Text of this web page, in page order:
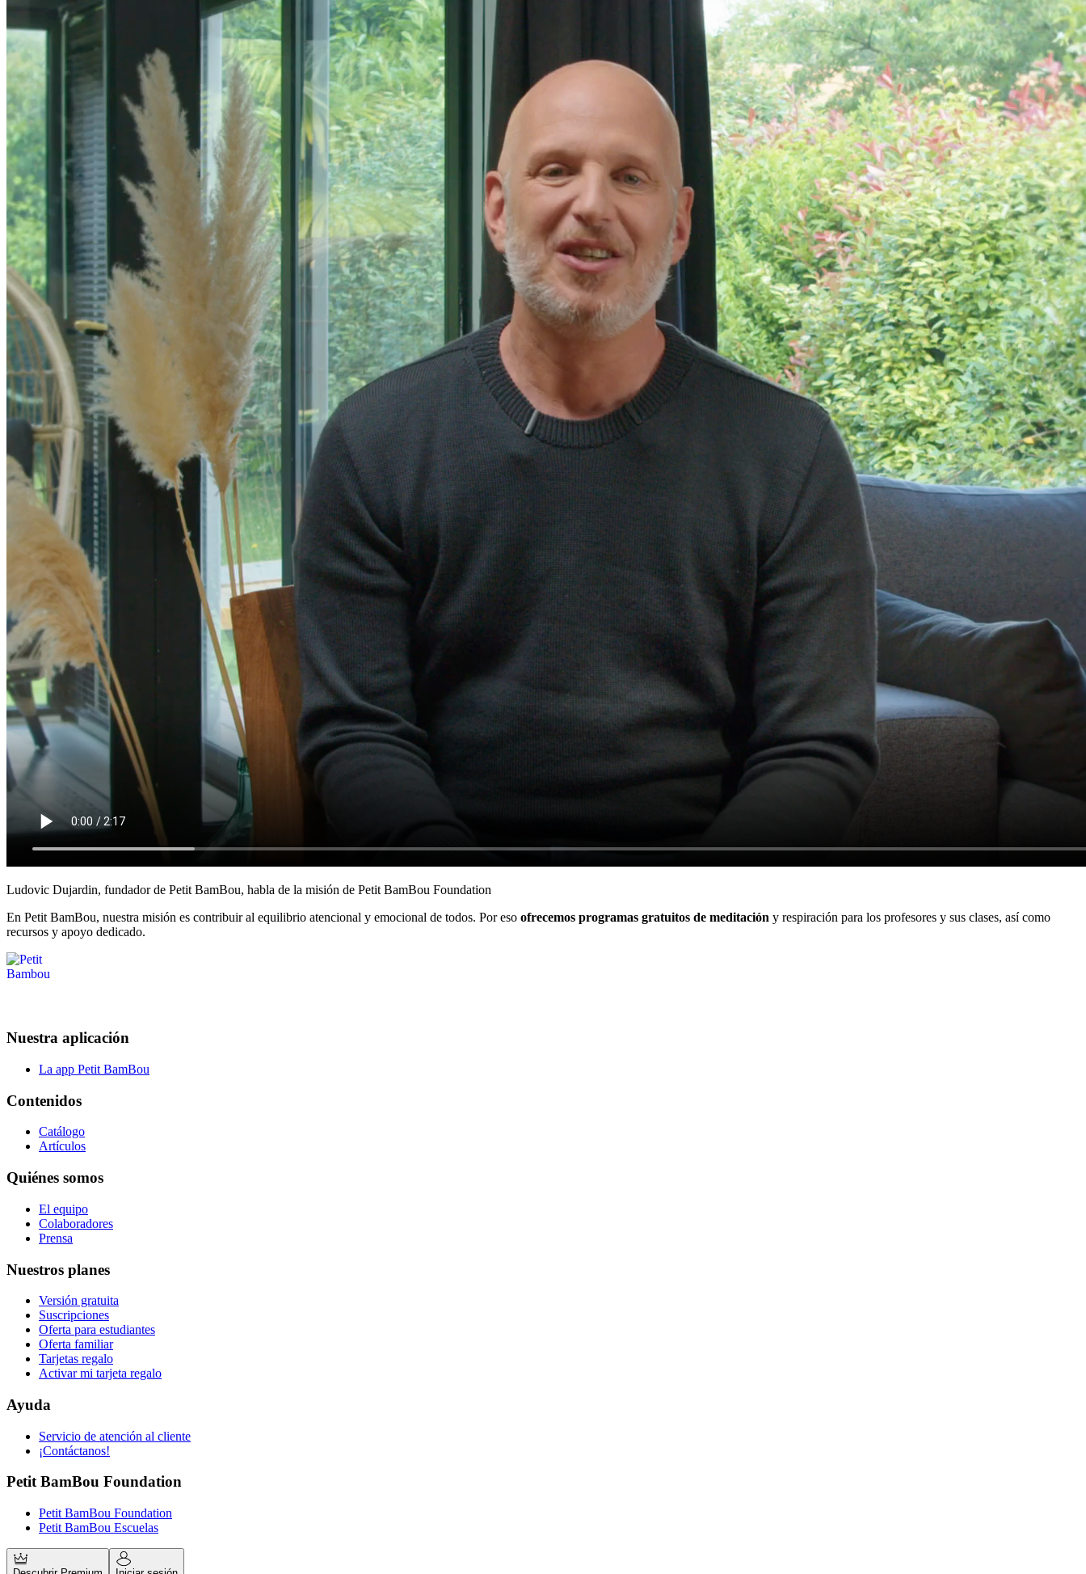
Ludovic Dujardin, fundador de Petit BamBou, habla de la misión de Petit BamBou Foundation
En Petit BamBou, nuestra misión es contribuir al equilibrio atencional y emocional de todos. Por eso ofrecemos programas gratuitos de meditación y respiración para los profesores y sus clases, así como
recursos y apoyo dedicado.
Nuestra aplicación
La app Petit BamBou
Contenidos
Catálogo
Artículos
Quiénes somos
El equipo
Colaboradores
Prensa
Nuestros planes
Versión gratuita
Suscripciones
Oferta para estudiantes
Oferta familiar
Tarjetas regalo
Activar mi tarjeta regalo
Ayuda
Servicio de atención al cliente
¡Contáctanos!
Petit BamBou Foundation
Petit BamBou Foundation
Petit BamBou Escuelas